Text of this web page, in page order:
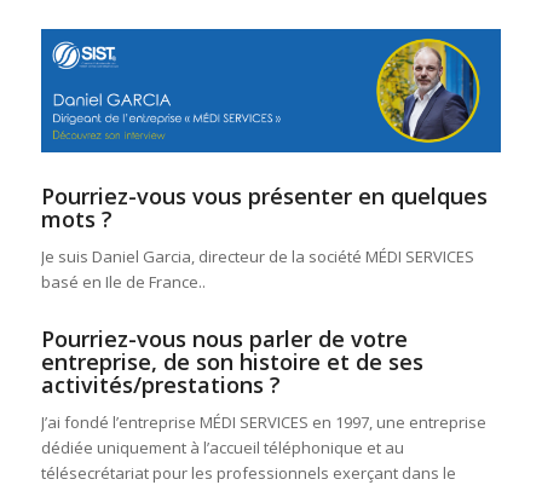
Pourriez-vous vous présenter en quelques
mots ?
Je suis Daniel Garcia, directeur de la société MÉDI SERVICES
basé en Ile de France..
Pourriez-vous nous parler de votre
entreprise, de son histoire et de ses
activités/prestations ?
J’ai fondé l’entreprise MÉDI SERVICES en 1997, une entreprise
dédiée uniquement à l’accueil téléphonique et au
télésecrétariat pour les professionnels exerçant dans le